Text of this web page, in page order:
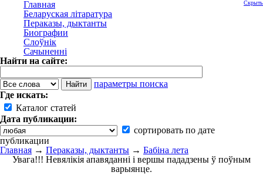
Главная
Беларуская літаратура
Пераказы, дыктанты
Биографии
Слоўнік
Сачыненні
Найти на сайте:
параметры поиска
Где искать:
Каталог статей
Дата публикации:
сортировать по дате
публикации
Скрыть
Главная → Пераказы, дыктанты → Бабіна лета
Увага!!! Невялікія апавяданні і вершы пададзены ў поўным
варыянце.